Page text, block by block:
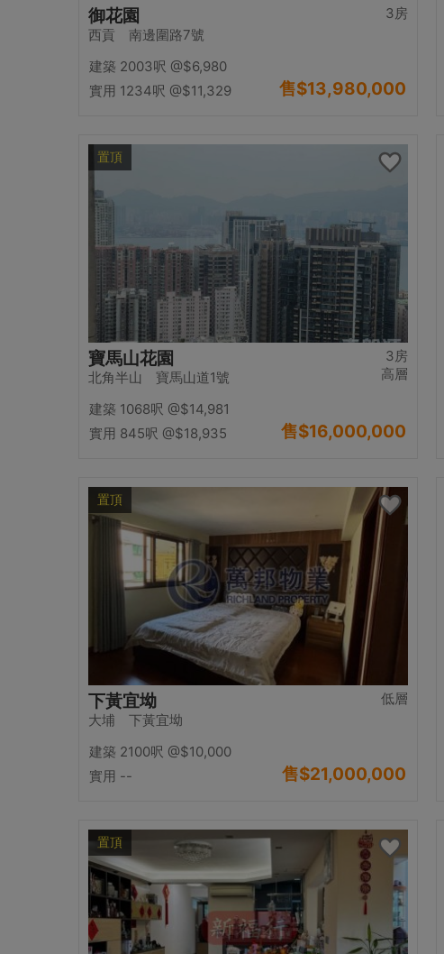
3房
御花園
西貢 南邊圍路7號
建築 2003呎 @$6,980
實用 1234呎 @$11,329 售$13,980,000
置頂
3房
高層
寶馬山花園
北角半山 寶馬山道1號
建築 1068呎 @$14,981
實用 845呎 @$18,935 售$16,000,000
置頂
低層
下黃宜坳
大埔 下黃宜坳
建築 2100呎 @$10,000
實用 --
售$21,000,000
置頂